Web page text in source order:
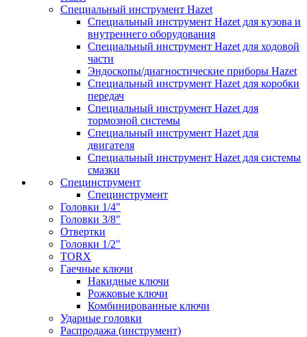
Специальный инструмент Hazet
Специальный инструмент Hazet для кузова и
внутреннего оборудования
Специальный инструмент Hazet для ходовой
части
Эндоскопы/диагностические приборы Hazet
Специальный инструмент Hazet для коробки
передач
Специальный инструмент Hazet для
тормозной системы
Специальный инструмент Hazet для
двигателя
Специальный инструмент Hazet для системы
смазки
Специнструмент
Специнструмент
Головки 1/4"
Головки 3/8"
Отвертки
Головки 1/2"
TORX
Гаечные ключи
Накидные ключи
Рожковые ключи
Комбинированные ключи
Ударные головки
Распродажа (инструмент)